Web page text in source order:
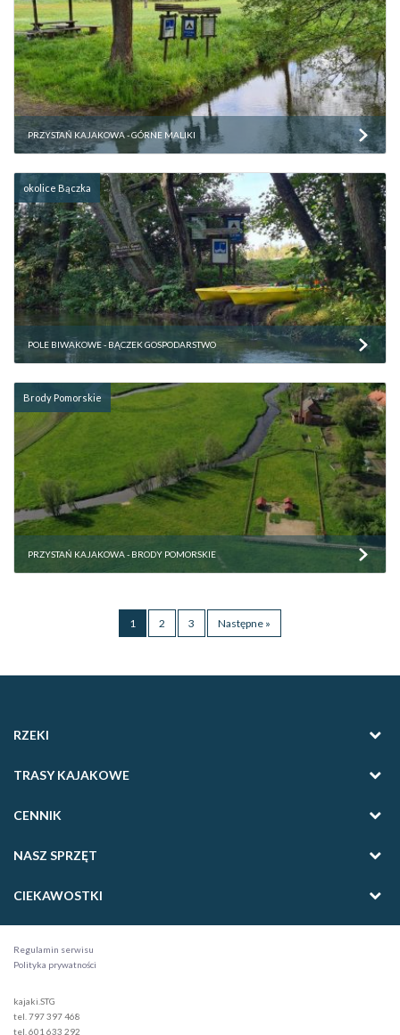
PRZYSTAŃ KAJAKOWA - GÓRNE MALIKI
okolice Bączka
POLE BIWAKOWE - BĄCZEK GOSPODARSTWO
Brody Pomorskie
PRZYSTAŃ KAJAKOWA - BRODY POMORSKIE
1 2 3 Następne »
RZEKI
TRASY KAJAKOWE
CENNIK
NASZ SPRZĘT
CIEKAWOSTKI
Regulamin serwisu
Polityka prywatności
kajaki.STG
tel. 797 397 468
tel. 601 633 292